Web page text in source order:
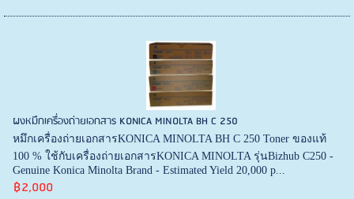
ผงหมึกเครื่องถ่ายเอกสาร KONICA MINOLTA BH C 250
หมึกเครื่องถ่ายเอกสารKONICA MINOLTA BH C 250 Toner ของแท้
100 % ใช้กับเครื่องถ่ายเอกสารKONICA MINOLTA รุ่นBizhub C250 -
Genuine Konica Minolta Brand - Estimated Yield 20,000 p...
฿2,000